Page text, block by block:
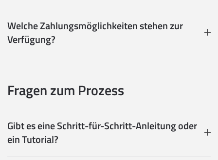
Welche Zahlungsmöglichkeiten stehen zur
Verfügung?
Fragen zum Prozess
Gibt es eine Schritt-für-Schritt-Anleitung oder
ein Tutorial?